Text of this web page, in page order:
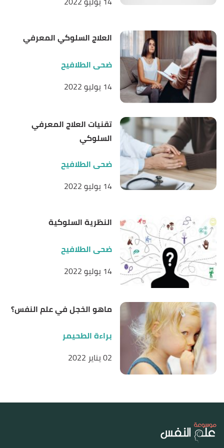
2/8/2022. Edited.
العلاج السلوكي المعرفي
ضحى الطلافيح
14 يوليو 2022
تقنيات العلاج المعرفي
السلوكي
ضحى الطلافيح
14 يوليو 2022
النظرية السلوكية
ضحى الطلافيح
14 يوليو 2022
ماهو الخجل في علم النفس؟
براءة الطحيمر
02 يناير 2022